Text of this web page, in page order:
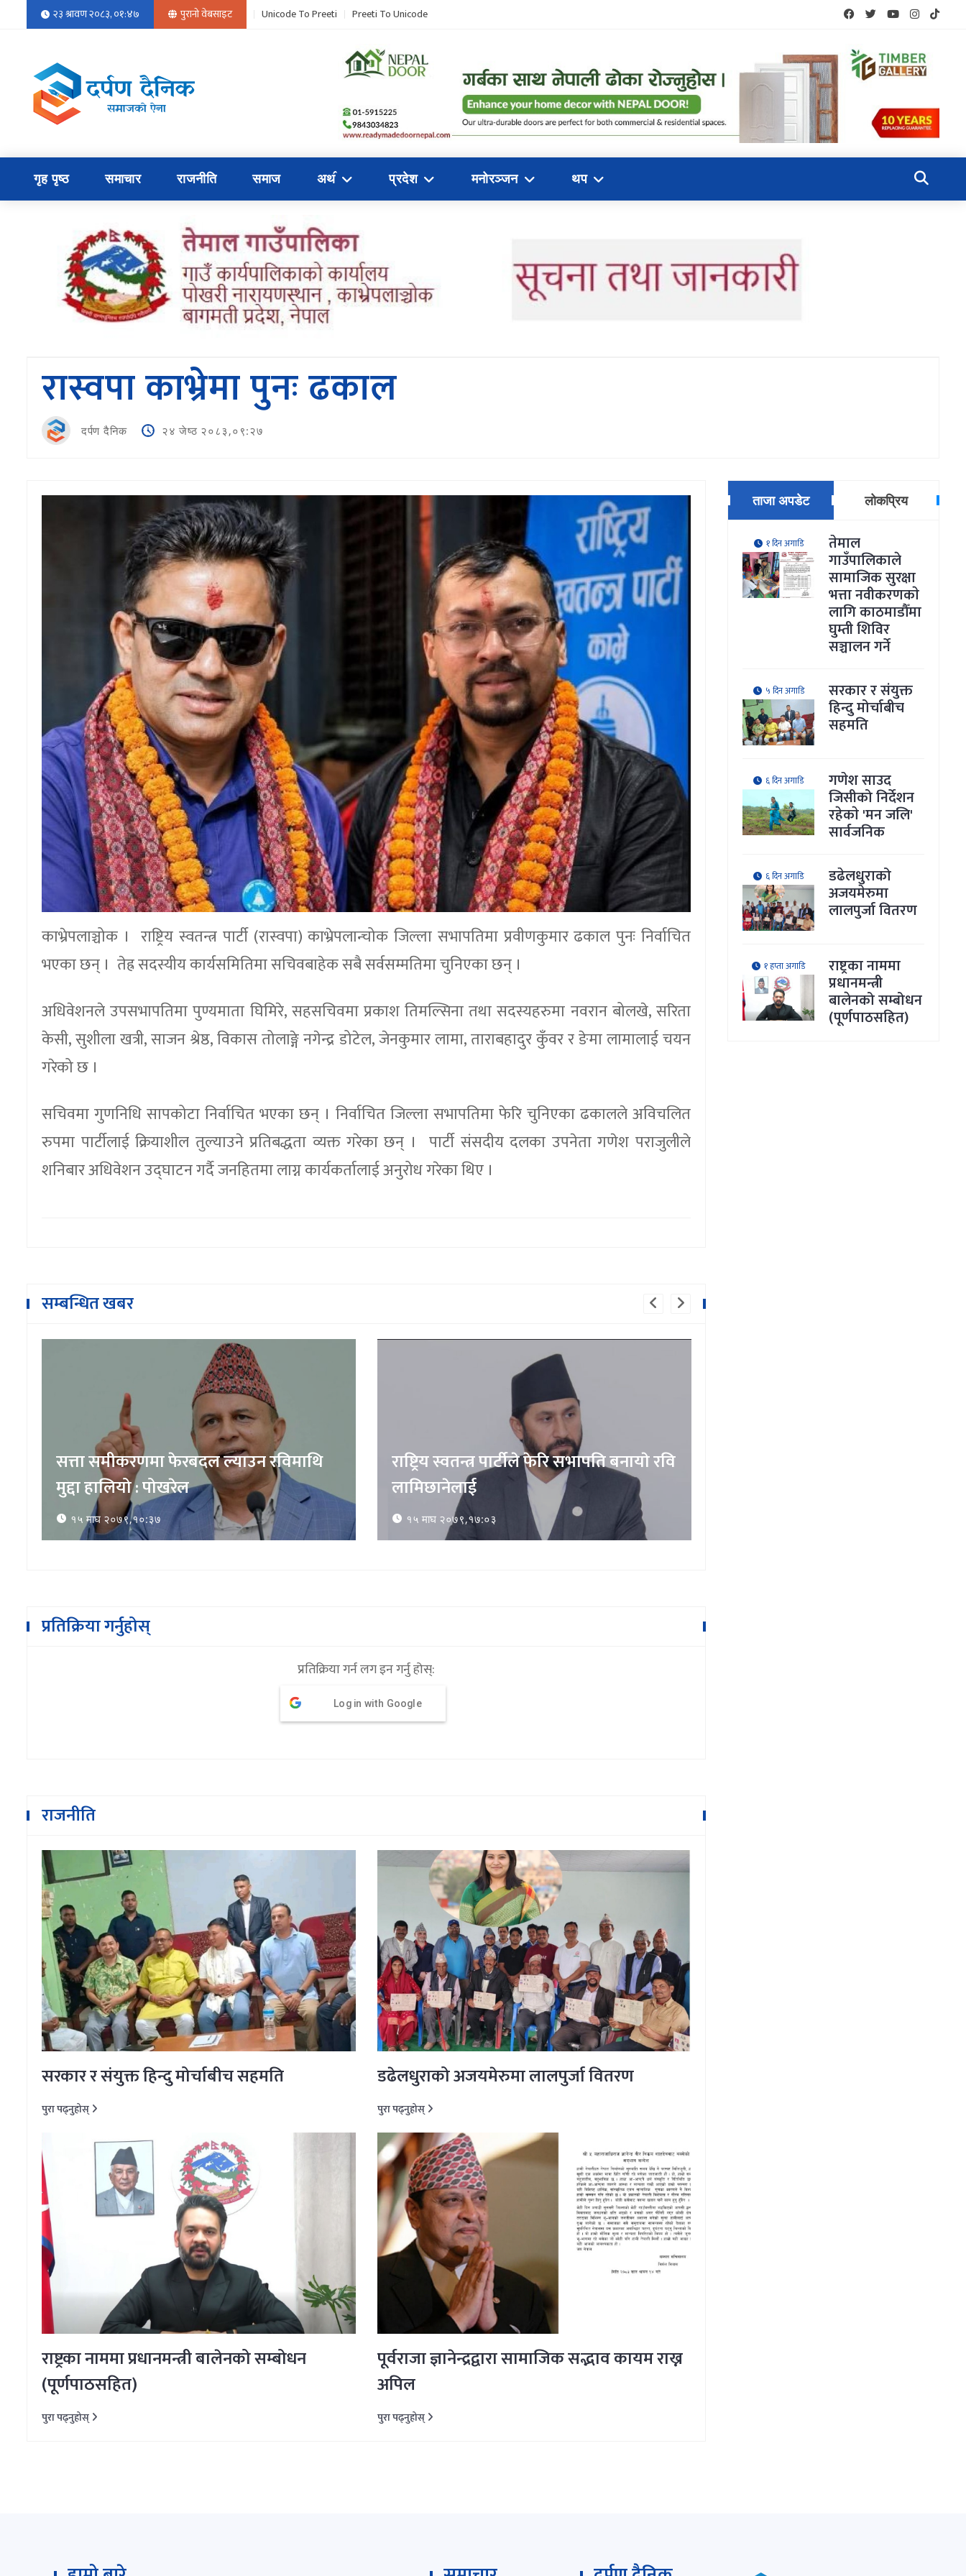
२३ श्रावण २०८३, ०१:४७ पुरानो वेबसाइट Unicode To Preeti Preeti To Unicode
गृह पृष्ठ समाचार राजनीति समाज अथ॔ प्रदेश मनोरञ्जन थप
रास्वपा काभ्रेमा पुनः ढकाल
दर्पण दैनिक २४ जेष्ठ २०८३,०९:२७
काभ्रेपलाञ्चोक । राष्ट्रिय स्वतन्त्र पार्टी (रास्वपा) काभ्रेपलान्चोक जिल्ला सभापतिमा प्रवीणकुमार ढकाल पुनः निर्वाचित
भएका छन् । तेह्र सदस्यीय कार्यसमितिमा सचिवबाहेक सबै सर्वसम्मतिमा चुनिएका छन् ।
अधिवेशनले उपसभापतिमा पुण्यमाता घिमिरे, सहसचिवमा प्रकाश तिमल्सिना तथा सदस्यहरुमा नवरान बोलखे, सरिता
केसी, सुशीला खत्री, साजन श्रेष्ठ, विकास तोलाङ्गे नगेन्द्र डोटेल, जेनकुमार लामा, ताराबहादुर कुँवर र ङेमा लामालाई चयन
गरेको छ ।
सचिवमा गुणनिधि सापकोटा निर्वाचित भएका छन् । निर्वाचित जिल्ला सभापतिमा फेरि चुनिएका ढकालले अविचलित
रुपमा पार्टीलाई क्रियाशील तुल्याउने प्रतिबद्धता व्यक्त गरेका छन् । पार्टी संसदीय दलका उपनेता गणेश पराजुलीले
शनिबार अधिवेशन उद्घाटन गर्दै जनहितमा लाग्न कार्यकर्तालाई अनुरोध गरेका थिए ।
सम्बन्धित खबर
सत्ता समीकरणमा फेरबदल ल्याउन रविमाथि
मुद्दा हालियो : पोखरेल
१५ माघ २०७९,१०:३७
राष्ट्रिय स्वतन्त्र पार्टीले फेरि सभापति बनायाे रवि
लामिछानेलाई
१५ माघ २०७९,१७:०३
प्रतिक्रिया गर्नुहोस्
प्रतिक्रिया गर्न लग इन गर्नु होस्:
Log in with Google
राजनीति
सरकार र संयुक्त हिन्दु मोर्चाबीच सहमति
पुरा पढ्नुहोस्
डढेलधुराको अजयमेरुमा लालपुर्जा वितरण
पुरा पढ्नुहोस्
राष्ट्रका नाममा प्रधानमन्त्री बालेनको सम्बोधन
(पूर्णपाठसहित)
पुरा पढ्नुहोस्
पूर्वराजा ज्ञानेन्द्रद्वारा सामाजिक सद्भाव कायम राख्न
अपिल
पुरा पढ्नुहोस्
ताजा अपडेट लोकप्रिय
१ दिन अगाडि तेमाल
गाउँपालिकाले
सामाजिक सुरक्षा
भत्ता नवीकरणकाे
लागि काठमाडौँमा
घुम्ती शिविर
सञ्चालन गर्ने
५ दिन अगाडि सरकार र संयुक्त
हिन्दु मोर्चाबीच
सहमति
६ दिन अगाडि गणेश साउद
जिसीको निर्देशन
रहेकाे 'मन जलि'
सार्वजनिक
६ दिन अगाडि डढेलधुराको
अजयमेरुमा
लालपुर्जा वितरण
१ हप्ता अगाडि राष्ट्रका नाममा
प्रधानमन्त्री
बालेनको सम्बोधन
(पूर्णपाठसहित)